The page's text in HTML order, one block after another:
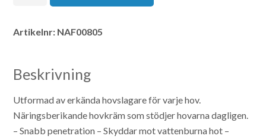
Artikelnr: NAF00805
Beskrivning
Utformad av erkända hovslagare för varje hov.
Näringsberikande hovkräm som stödjer hovarna dagligen.
– Snabb penetration – Skyddar mot vattenburna hot –